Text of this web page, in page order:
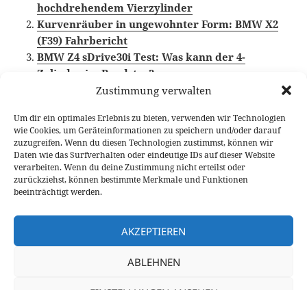
Zustimmung verwalten
Um dir ein optimales Erlebnis zu bieten, verwenden wir Technologien
wie Cookies, um Geräteinformationen zu speichern und/oder darauf
zuzugreifen. Wenn du diesen Technologien zustimmst, können wir
Daten wie das Surfverhalten oder eindeutige IDs auf dieser Website
verarbeiten. Wenn du deine Zustimmung nicht erteilst oder
zurückziehst, können bestimmte Merkmale und Funktionen
beeinträchtigt werden.
AKZEPTIEREN
ABLEHNEN
hochdrehendem Vierzylinder
Kurvenräuber in ungewohnter Form: BMW X2
(F39) Fahrbericht
BMW Z4 sDrive30i Test: Was kann der 4-
Zylinder im Roadster?
Veröffentlicht
am
18. Mai 2019 Autor
Fabian Meßner Kategorien
Fahrberichte Schlagwörter
BMW
Vierzylinder,BMW X2,Video Fahrbericht
Beitragsnavigation
VORHERIGER
Vorheriger
Beitrag:
Audi SQ2 Fahrbericht: Nicht nur
Sprintstark
Citroen C5 Aircross BlueHDI 180 Test: